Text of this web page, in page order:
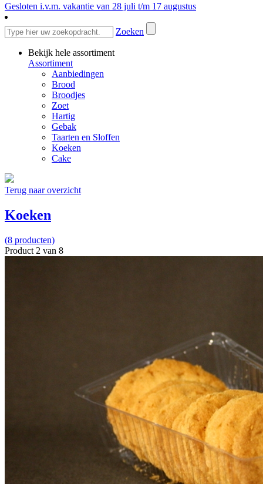
Gesloten i.v.m. vakantie van 28 juli t/m 17 augustus
Zoeken
Bekijk hele assortiment
Assortiment
Aanbiedingen
Brood
Broodjes
Zoet
Hartig
Gebak
Taarten en Sloffen
Koeken
Cake
Terug naar overzicht
Koeken
(8 producten)
Product 2 van 8